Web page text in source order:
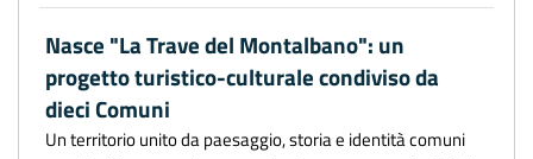
Nasce "La Trave del Montalbano": un
progetto turistico-culturale condiviso da
dieci Comuni
Un territorio unito da paesaggio, storia e identità comuni